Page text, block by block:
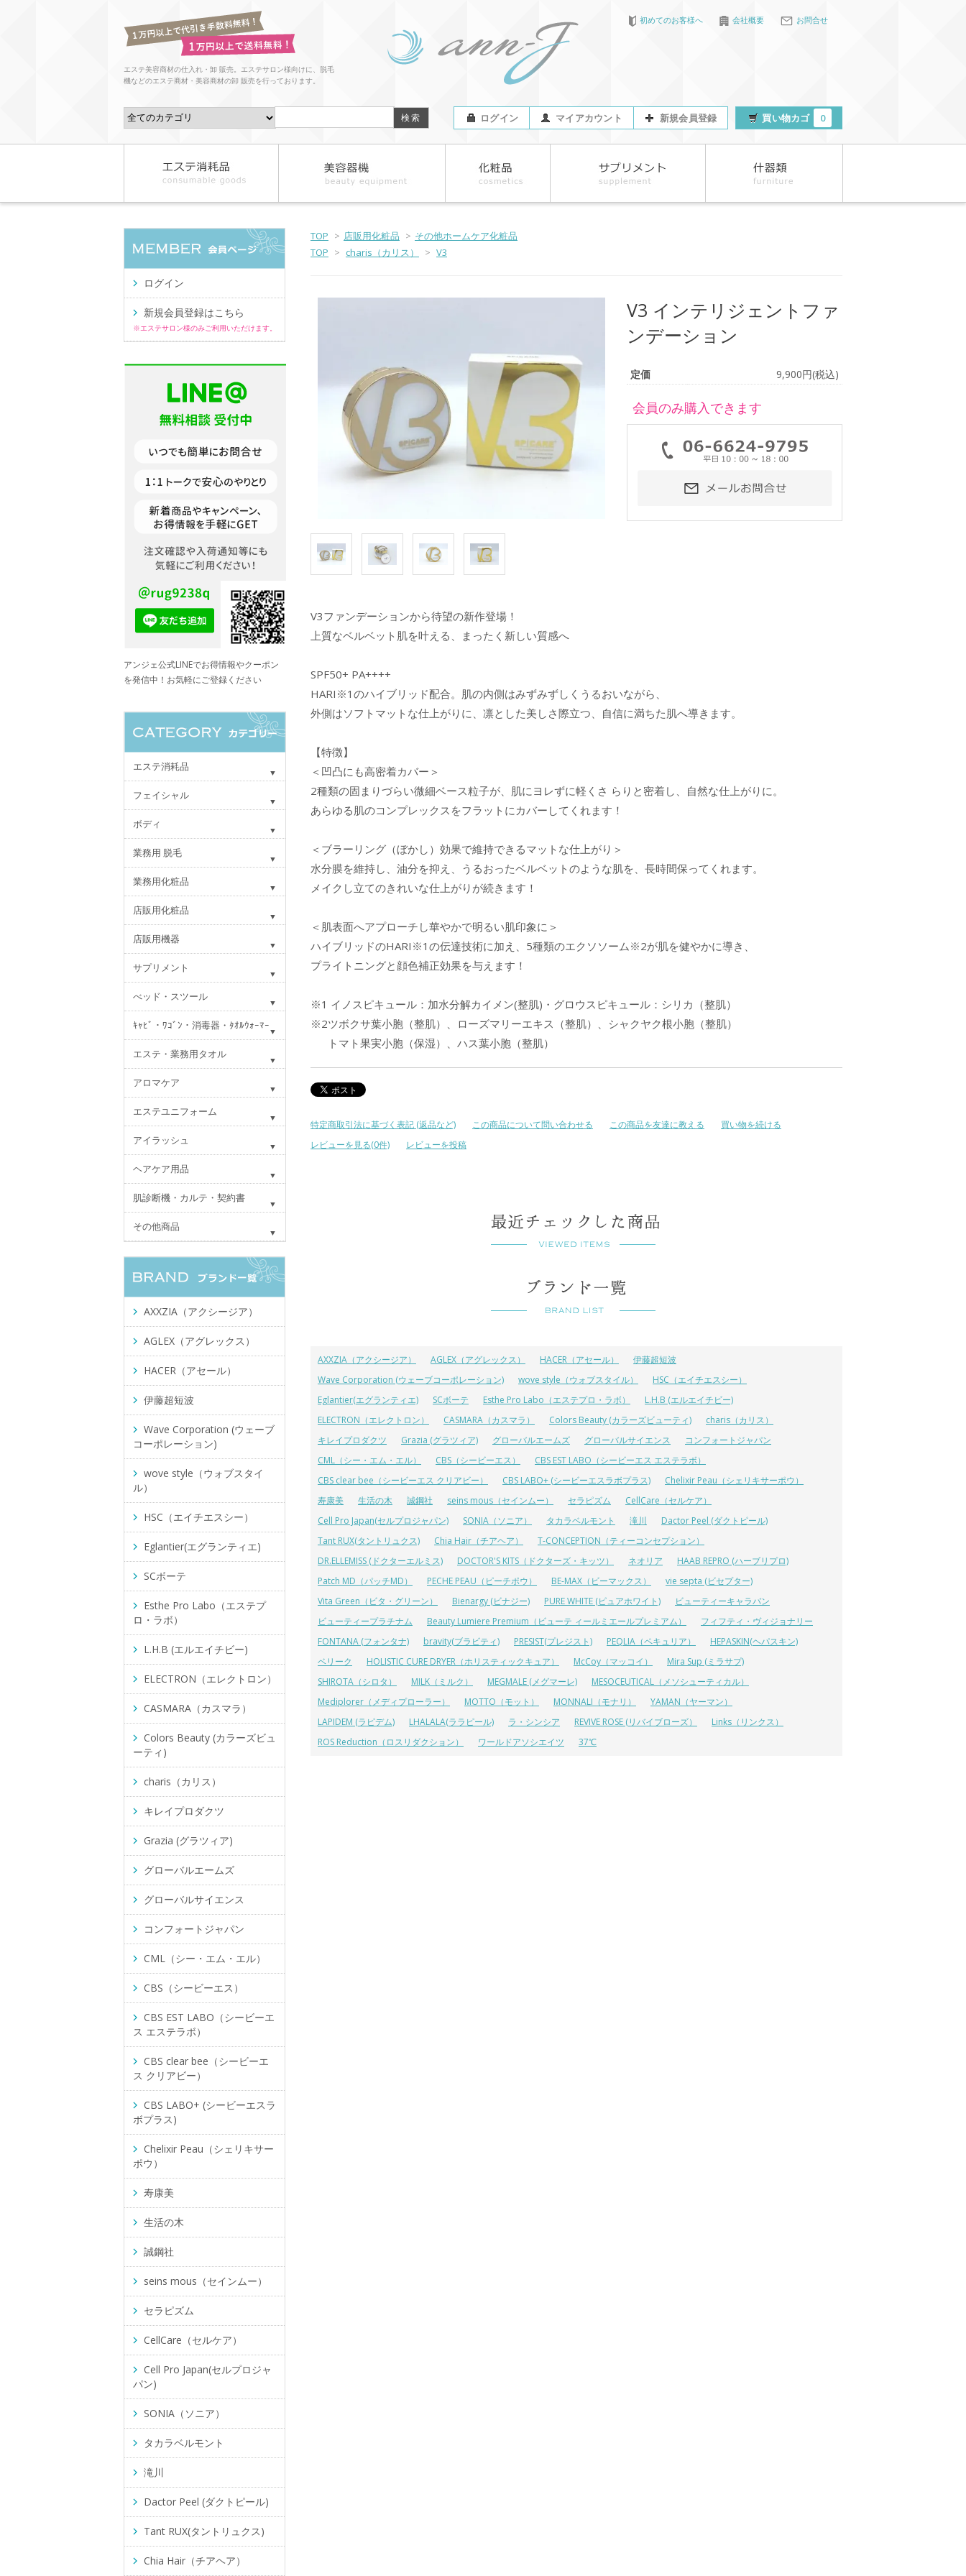
エステ美容商材の仕入れ・卸 販売。エステサロン様向けに、脱毛
機などのエステ商材・美容商材の卸 販売を行っております。
初めてのお客様へ 会社概要 お問合せ
ログイン マイアカウント 新規会員登録 買い物カゴ 0
TOP > 店販用化粧品 > その他ホームケア化粧品
TOP > charis（カリス） > V3
V3 インテリジェントファ
ンデーション
定価 9,900円(税込)
会員のみ購入できます
V3ファンデーションから待望の新作登場！
上質なベルベット肌を叶える、まったく新しい質感へ
SPF50+ PA++++
HARI※1のハイブリッド配合。肌の内側はみずみずしくうるおいながら、
外側はソフトマットな仕上がりに、凛とした美しさ際立つ、自信に満ちた肌へ導きます。
【特徴】
＜凹凸にも高密着カバー＞
2種類の固まりづらい微細ベース粒子が、肌にヨレずに軽くさ らりと密着し、自然な仕上がりに。
あらゆる肌のコンプレックスをフラットにカバーしてくれます！
＜ブラーリング（ぼかし）効果で維持できるマットな仕上がり＞
水分膜を維持し、油分を抑え、うるおったベルベットのような肌を、長時間保ってくれます。
メイクし立てのきれいな仕上がりが続きます！
＜肌表面へアプローチし華やかで明るい肌印象に＞
ハイブリッドのHARI※1の伝達技術に加え、5種類のエクソソーム※2が肌を健やかに導き、
プライトニングと顔色補正効果を与えます！
※1 イノスピキュール：加水分解カイメン(整肌)・グロウスピキュール：シリカ（整肌）
※2ツボクサ葉小胞（整肌）、ローズマリーエキス（整肌）、シャクヤク根小胞（整肌）
トマト果実小胞（保湿）、ハス葉小胞（整肌）
特定商取引法に基づく表記 (返品など) この商品について問い合わせる この商品を友達に教える
買い物を続ける
レビューを見る(0件)
レビューを投稿
AXXZIA（アクシージア） AGLEX（アグレックス） HACER（アセール）
伊藤超短波
Wave Corporation (ウェーブコーポレーション)
wove style（ウォブスタイル）
HSC（エイチエスシー）
Eglantier(エグランティエ)
SCボーテ Esthe Pro Labo（エステプロ・ラボ）
L.H.B (エルエイチビー)
ELECTRON（エレクトロン）
CASMARA（カスマラ） Colors Beauty (カラーズビューティ)
charis（カリス）
キレイプロダクツ
Grazia (グラツィア) グローバルエームズ グローバルサイエンス
コンフォートジャパン
CML（シー・エム・エル）
CBS（シービーエス）
CBS EST LABO（シービーエス エステラボ）
CBS clear bee（シービーエス クリアビー）
CBS LABO+ (シービーエスラボプラス)
Chelixir Peau（シェリキサーポウ）
寿康美
生活の木 誠鋼社 seins mous（セインムー） セラピズム
CellCare（セルケア）
Cell Pro Japan(セルプロジャパン)
SONIA（ソニア） タカラベルモント 滝川
Dactor Peel (ダクトピール)
Tant RUX(タントリュクス)
Chia Hair（チアヘア）
T-CONCEPTION（ティーコンセプション）
DR.ELLEMISS (ドクターエルミス)
DOCTOR'S KITS（ドクターズ・キッツ） ネオリア
HAAB REPRO (ハーブリプロ)
Patch MD（パッチMD）
PECHE PEAU（ピーチポウ） BE-MAX（ビーマックス）
vie septa (ビセプター)
Vita Green（ビタ・グリーン）
Bienargy (ビナジー) PURE WHITE (ピュアホワイト)
ビューティーキャラバン
ビューティープラチナム
Beauty Lumiere Premium（ビューテ ィールミエールプレミアム）
フィフティ・ヴィジョナリー
FONTANA (フォンタナ)
bravity(ブラビティ) PRESIST(プレジスト) PEQLIA（ペキュリア）
HEPASKIN(ヘパスキン)
ベリーク
HOLISTIC CURE DRYER（ホリスティックキュア） McCoy（マッコイ）
Mira Sup (ミラサプ)
SHIROTA（シロタ）
MILK（ミルク） MEGMALE (メグマーレ)
MESOCEUTICAL（メソシューティカル）
Mediplorer（メディプローラー）
MOTTO（モット） MONNALI（モナリ）
YAMAN（ヤーマン）
LAPIDEM (ラピデム)
LHALALA(ララピール) ラ・シンシア REVIVE ROSE (リバイブローズ）
Links（リンクス）
ROS Reduction（ロスリダクション）
ワールドアソシエイツ 37℃
ログイン
新規会員登録はこちら
※エステサロン様のみご利用いただけます。
アンジェ公式LINEでお得情報やクーポン
を発信中！お気軽にご登録ください
エステ消耗品
フェイシャル
ボディ
業務用 脱毛
業務用化粧品
店販用化粧品
店販用機器
サプリメント
べッド・スツール
ｷｬﾋﾞ・ﾜｺﾞﾝ・消毒器・ﾀｵﾙｳｫｰﾏｰ
エステ・業務用タオル
アロマケア
エステユニフォーム
アイラッシュ
ヘアケア用品
肌診断機・カルテ・契約書
その他商品
AXXZIA（アクシージア）
AGLEX（アグレックス）
HACER（アセール）
伊藤超短波
Wave Corporation (ウェーブ
コーポレーション)
wove style（ウォブスタイ
ル）
HSC（エイチエスシー）
Eglantier(エグランティエ)
SCボーテ
Esthe Pro Labo（エステプ
ロ・ラボ）
L.H.B (エルエイチビー)
ELECTRON（エレクトロン）
CASMARA（カスマラ）
Colors Beauty (カラーズビュ
ーティ)
charis（カリス）
キレイプロダクツ
Grazia (グラツィア)
グローバルエームズ
グローバルサイエンス
コンフォートジャパン
CML（シー・エム・エル）
CBS（シービーエス）
CBS EST LABO（シービーエ
ス エステラボ）
CBS clear bee（シービーエ
ス クリアビー）
CBS LABO+ (シービーエスラ
ボプラス)
Chelixir Peau（シェリキサー
ポウ）
寿康美
生活の木
誠鋼社
seins mous（セインムー）
セラピズム
CellCare（セルケア）
Cell Pro Japan(セルプロジャ
パン)
SONIA（ソニア）
タカラベルモント
滝川
Dactor Peel (ダクトピール)
Tant RUX(タントリュクス)
Chia Hair（チアヘア）